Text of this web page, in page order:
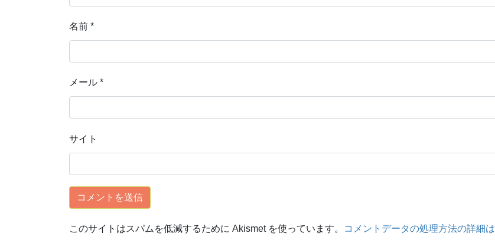
名前 *
メール *
サイト
このサイトはスパムを低減するために Akismet を使っています。
コメントデータの処理方法の詳細は